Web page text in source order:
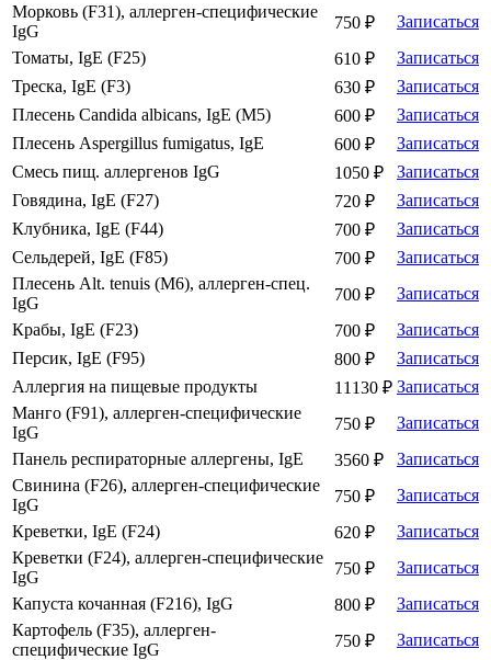
Морковь (F31), аллерген-специфические
IgG
750 ₽
Записаться
Томаты, IgE (F25)
610 ₽
Записаться
Треска, IgE (F3)
630 ₽
Записаться
Плесень Candida albicans, IgE (M5)
600 ₽
Записаться
Плесень Aspergillus fumigatus, IgE
600 ₽
Записаться
Смесь пищ. аллергенов IgG
1050 ₽
Записаться
Говядина, IgE (F27)
720 ₽
Записаться
Клубника, IgE (F44)
700 ₽
Записаться
Сельдерей, IgE (F85)
700 ₽
Записаться
Плесень Alt. tenuis (М6), аллерген-спец.
IgG
700 ₽
Записаться
Крабы, IgE (F23)
700 ₽
Записаться
Персик, IgE (F95)
800 ₽
Записаться
Аллергия на пищевые продукты
11130 ₽ Записаться
Манго (F91), аллерген-специфические
IgG
750 ₽
Записаться
Панель респираторные аллергены, IgE
3560 ₽
Записаться
Свинина (F26), аллерген-специфические
IgG
750 ₽
Записаться
Креветки, IgE (F24)
620 ₽
Записаться
Креветки (F24), аллерген-специфические
IgG
750 ₽
Записаться
Капуста кочанная (F216), IgG
800 ₽
Записаться
Картофель (F35), аллерген-
специфические IgG
750 ₽
Записаться